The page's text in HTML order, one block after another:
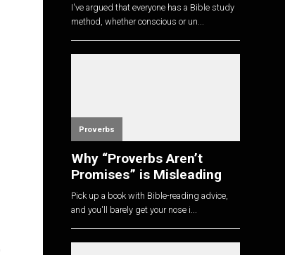
I've argued that everyone has a Bible study
method, whether conscious or un...
Proverbs
Why “Proverbs Aren’t
Promises” is Misleading
Pick up a book with Bible-reading advice,
and you'll barely get your nose i...